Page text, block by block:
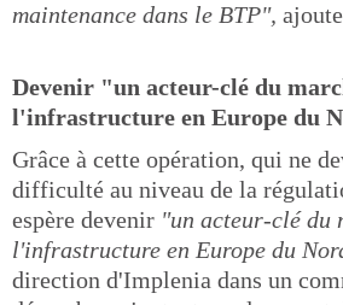
maintenance dans le BTP",
Devenir "un acteur-clé du
l'infrastructure en Europe du
Grâce à cette opération, qui ne
difficulté au niveau de la
espère devenir "un acteur-clé du
l'infrastructure en Europe du
direction d'Implenia dans un